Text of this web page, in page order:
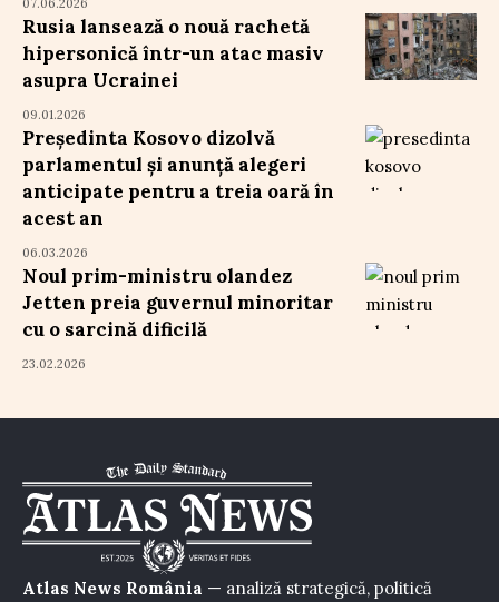
Rusia lansează o nouă rachetă
hipersonică într-un atac masiv
asupra Ucrainei
09.01.2026
Președinta Kosovo dizolvă
parlamentul și anunță alegeri
anticipate pentru a treia oară în
acest an
06.03.2026
Noul prim-ministru olandez
Jetten preia guvernul minoritar
cu o sarcină dificilă
23.02.2026
Atlas News România — analiză strategică, politică